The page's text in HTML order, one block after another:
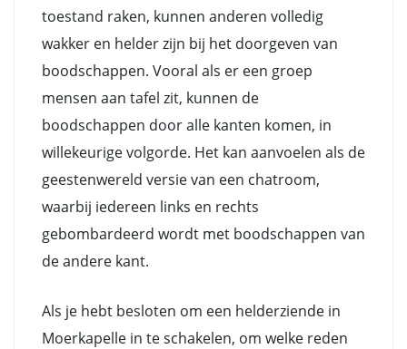
toestand raken, kunnen anderen volledig
wakker en helder zijn bij het doorgeven van
boodschappen. Vooral als er een groep
mensen aan tafel zit, kunnen de
boodschappen door alle kanten komen, in
willekeurige volgorde. Het kan aanvoelen als de
geestenwereld versie van een chatroom,
waarbij iedereen links en rechts
gebombardeerd wordt met boodschappen van
de andere kant.
Als je hebt besloten om een helderziende in
Moerkapelle in te schakelen, om welke reden